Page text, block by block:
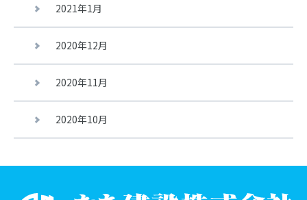
2021年1月
2020年12月
2020年11月
2020年10月